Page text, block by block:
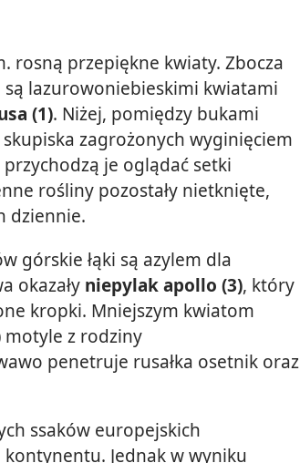
rosną przepiękne kwiaty. Zbocza
lazurowoniebieskimi kwiatami
(1). Niżej, pomiędzy bukami
zagrożonych wyginięciem
przychodzą je oglądać setki
rośliny pozostały nietknięte,
dziennie.
górskie łąki są azylem dla
okazały niepylak apollo (3), który
kropki. Mniejszym kwiatom
motyle z rodziny
penetruje rusałka osetnik oraz
ssaków europejskich
kontynentu. Jednak w wyniku